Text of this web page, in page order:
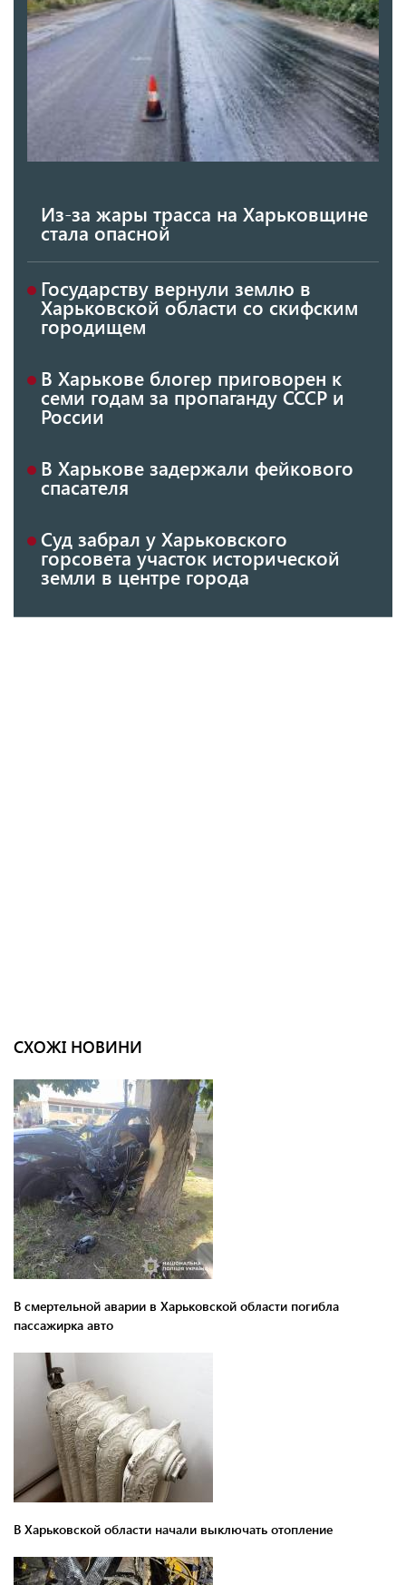
Из-за жары трасса на Харьковщине
стала опасной
Государству вернули землю в
Харьковской области со скифским
городищем
В Харькове блогер приговорен к
семи годам за пропаганду СССР и
России
В Харькове задержали фейкового
спасателя
Суд забрал у Харьковского
горсовета участок исторической
земли в центре города
СХОЖІ НОВИНИ
В смертельной аварии в Харьковской области погибла
пассажирка авто
В Харьковской области начали выключать отопление